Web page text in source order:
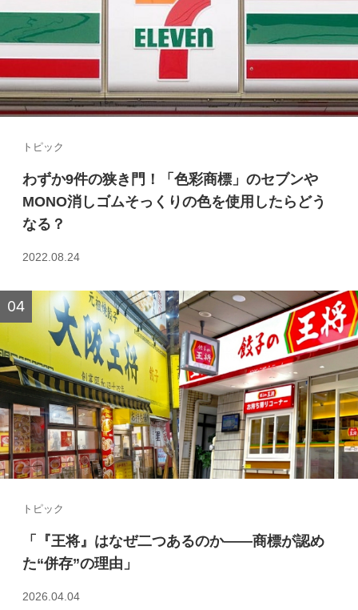
トピック
わずか9件の狭き門！「色彩商標」のセブンや
MONO消しゴムそっくりの色を使用したらどう
なる？
2022.08.24
トピック
「『王将』はなぜ二つあるのか――商標が認め
た“併存”の理由」
2026.04.04